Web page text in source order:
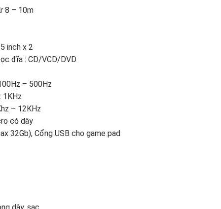
8 – 10m
inch x 2
đĩa : CD/VCD/DVD
– 500Hz
1KHz
– 12KHz
có dây
32Gb), Cổng USB cho game pad
dây, sạc